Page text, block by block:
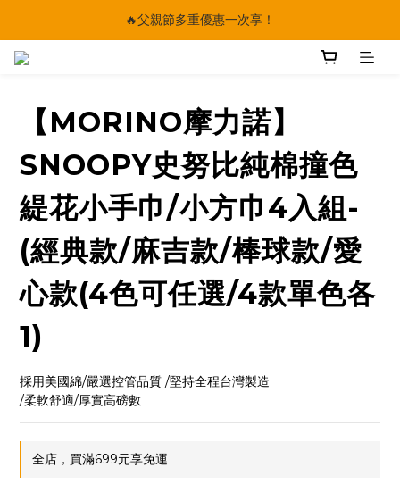
🔥父親節多重優惠一次享！
🔥父親節多重優惠一次享！
🔥父親節多重優惠一次享！
【MORINO摩力諾】
SNOOPY史努比純棉撞色
緹花小手巾/小方巾4入組-
(經典款/麻吉款/棒球款/愛
心款(4色可任選/4款單色各
1)
採用美國綿/嚴選控管品質 /堅持全程台灣製造
/柔軟舒適/厚實高磅數
全店，買滿699元享免運